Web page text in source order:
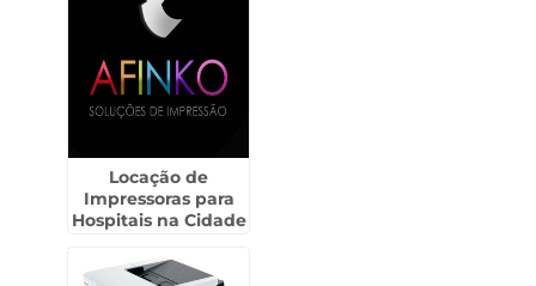
Locação de
Impressoras para
Hospitais na Cidade